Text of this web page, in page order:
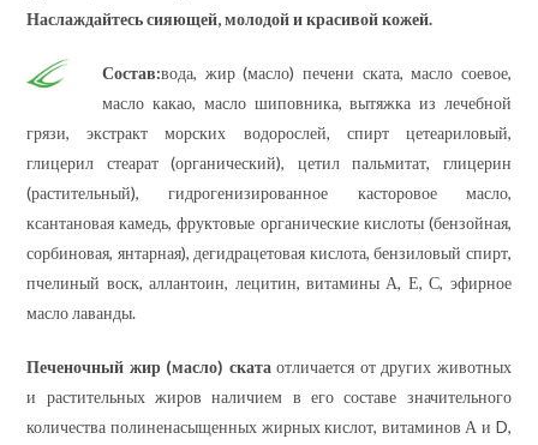
Наслаждайтесь сияющей, молодой и красивой кожей.
Состав:вода, жир (масло) печени ската, масло соевое,
масло какао, масло шиповника, вытяжка из лечебной
грязи, экстракт морских водорослей, спирт цетеариловый,
глицерил стеарат (органический), цетил пальмитат, глицерин
(растительный), гидрогенизированное касторовое масло,
ксантановая камедь, фруктовые органические кислоты (бензойная,
сорбиновая, янтарная), дегидрацетовая кислота, бензиловый спирт,
пчелиный воск, аллантоин, лецитин, витамины А, Е, С, эфирное
масло лаванды.
Печеночный жир (масло) скатаотличается от других животных
и растительных жиров наличием в его составе значительного
количества полиненасыщенных жирных кислот, витаминов А и D,